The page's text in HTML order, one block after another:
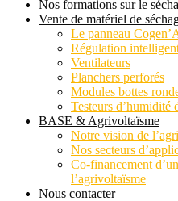
Nos formations sur le
Vente de matériel de
Le panneau
Régulation
Ventilateurs
Planchers perforés
Modules bottes
Testeurs d’humidité
BASE & Agrivoltaïsme
Notre vision de
Nos secteurs
Co-financement
l’agrivoltaïsme
Nous contacter